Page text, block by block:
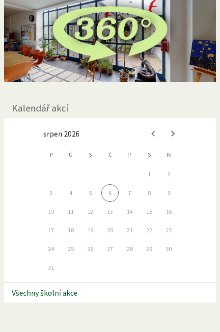
Kalendář akcí
srpen 2026
P Ú S Č P S N
1 2
3 4 5 6 7 8 9
10 11 12 13 14 15 16
17 18 19 20 21 22 23
24 25 26 27 28 29 30
31
Všechny školní akce